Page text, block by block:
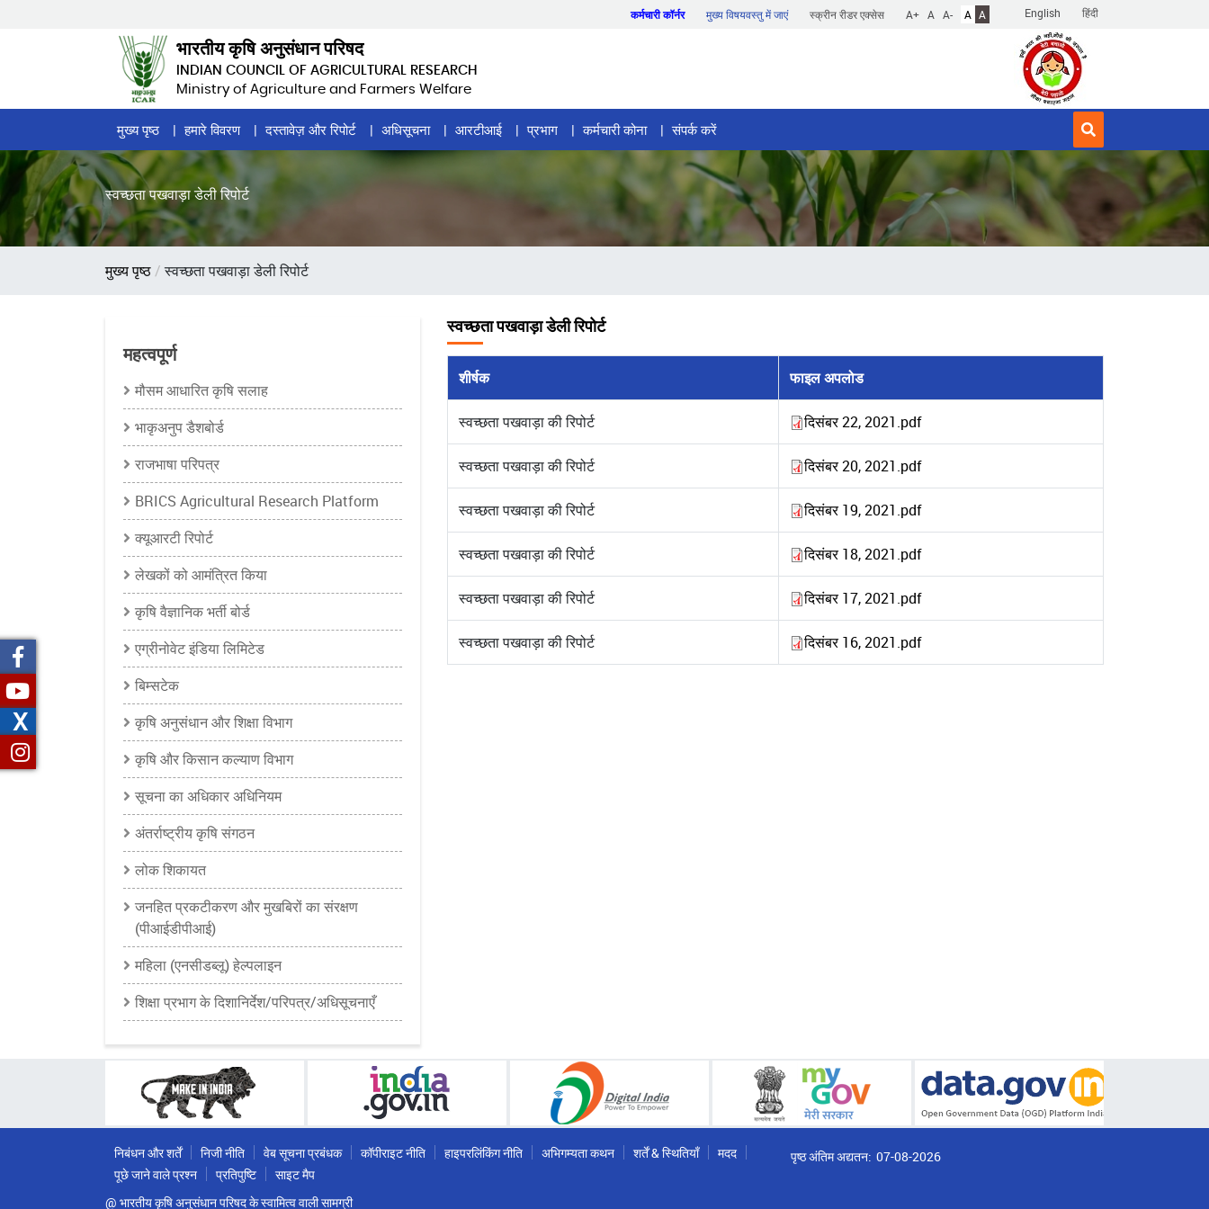
English हिंदी
कर्मचारी कॉर्नर मुख्य विषयवस्तु में जाएं स्क्रीन रीडर एक्सेस A+ A A- A A
भारतीय कृषि अनुसंधान परिषद
INDIAN COUNCIL OF AGRICULTURAL RESEARCH
Ministry of Agriculture and Farmers Welfare
Home
Page
Menu
मुख्य पृष्ठ हमारे विवरण दस्तावेज़ और रिपोर्ट अधिसूचना आरटीआई प्रभाग कर्मचारी कोना संपर्क करें
स्वच्छता पखवाड़ा डेली रिपोर्ट
पग
मुख्य पृष्ठ स्वच्छता पखवाड़ा डेली रिपोर्ट
महत्वपूर्ण
मौसम आधारित कृषि सलाह
भाकृअनुप डैशबोर्ड
राजभाषा परिपत्र
BRICS Agricultural Research Platform
क्यूआरटी रिपोर्ट
लेखकों को आमंत्रित किया
कृषि वैज्ञानिक भर्ती बोर्ड
एग्रीनोवेट इंडिया लिमिटेड
बिम्सटेक
कृषि अनुसंधान और शिक्षा विभाग
कृषि और किसान कल्याण विभाग
सूचना का अधिकार अधिनियम
अंतर्राष्ट्रीय कृषि संगठन
लोक शिकायत
जनहित प्रकटीकरण और मुखबिरों का संरक्षण
(पीआईडीपीआई)
महिला (एनसीडब्लू) हेल्पलाइन
शिक्षा प्रभाग के दिशानिर्देश/परिपत्र/अधिसूचनाएँ
स्वच्छता पखवाड़ा डेली रिपोर्ट
शीर्षक फाइल अपलोड
स्वच्छता पखवाड़ा की रिपोर्ट दिसंबर 22, 2021.pdf
स्वच्छता पखवाड़ा की रिपोर्ट दिसंबर 20, 2021.pdf
स्वच्छता पखवाड़ा की रिपोर्ट दिसंबर 19, 2021.pdf
स्वच्छता पखवाड़ा की रिपोर्ट दिसंबर 18, 2021.pdf
स्वच्छता पखवाड़ा की रिपोर्ट दिसंबर 17, 2021.pdf
स्वच्छता पखवाड़ा की रिपोर्ट दिसंबर 16, 2021.pdf
निबंधन और शर्तें निजी नीति वेब सूचना प्रबंधक कॉपीराइट नीति हाइपरलिंकिंग नीति अभिगम्यता कथन शर्तें & स्थितियाँ
मदद
पूछे जाने वाले प्रश्न
प्रतिपुष्टि
साइट मैप
@ भारतीय कृषि अनुसंधान परिषद के स्वामित्व वाली सामग्री
पृष्ठ अंतिम अद्यतन: 07-08-2026
X